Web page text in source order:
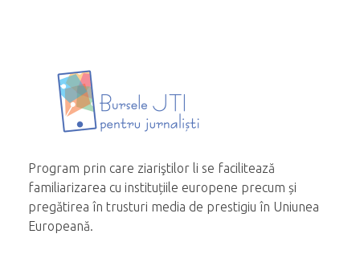
Program prin care ziariştilor li se facilitează
familiarizarea cu instituțiile europene precum și
pregătirea în trusturi media de prestigiu în Uniunea
Europeană.